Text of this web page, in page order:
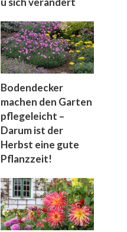
Bodendecker
machen den Garten
pflegeleicht –
Darum ist der
Herbst eine gute
Pflanzzeit!